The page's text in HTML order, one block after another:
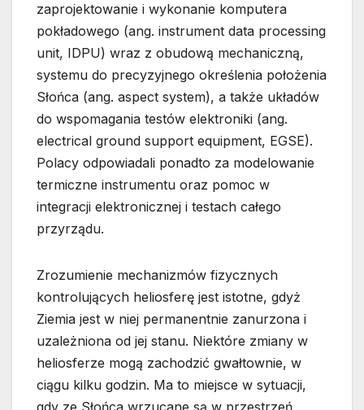
zaprojektowanie i wykonanie komputera
pokładowego (ang. instrument data processing
unit, IDPU) wraz z obudową mechaniczną,
systemu do precyzyjnego określenia położenia
Słońca (ang. aspect system), a także układów
do wspomagania testów elektroniki (ang.
electrical ground support equipment, EGSE).
Polacy odpowiadali ponadto za modelowanie
termiczne instrumentu oraz pomoc w
integracji elektronicznej i testach całego
przyrządu.
Zrozumienie mechanizmów fizycznych
kontrolujących heliosferę jest istotne, gdyż
Ziemia jest w niej permanentnie zanurzona i
uzależniona od jej stanu. Niektóre zmiany w
heliosferze mogą zachodzić gwałtownie, w
ciągu kilku godzin. Ma to miejsce w sytuacji,